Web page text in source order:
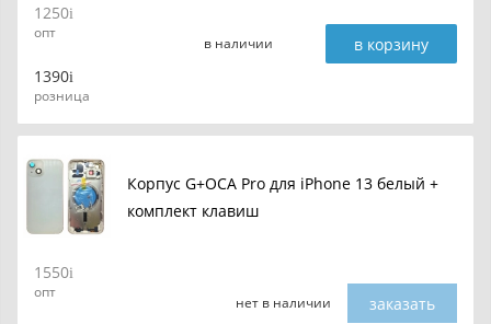
1250
опт
1390
розница
в наличии в корзину
Корпус G+OCA Pro для iPhone 13 белый +
комплект клавиш
1550
опт
нет в наличии заказать